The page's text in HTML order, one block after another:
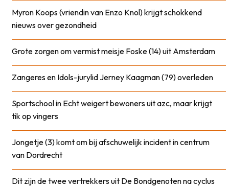
Myron Koops (vriendin van Enzo Knol) krijgt schokkend
nieuws over gezondheid
Grote zorgen om vermist meisje Foske (14) uit Amsterdam
Zangeres en Idols-jurylid Jerney Kaagman (79) overleden
Sportschool in Echt weigert bewoners uit azc, maar krijgt
tik op vingers
Jongetje (3) komt om bij afschuwelijk incident in centrum
van Dordrecht
Dit zijn de twee vertrekkers uit De Bondgenoten na cyclus